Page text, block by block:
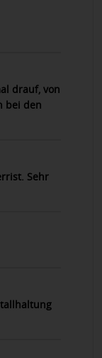
drauf, von
bei den
Sehr